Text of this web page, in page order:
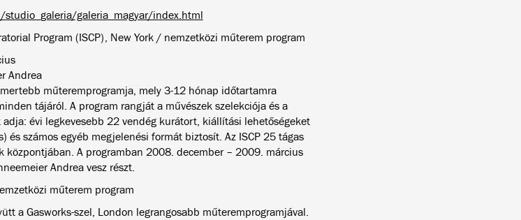
galeria_magyar/index.html
Program (ISCP), New York / nemzetközi műterem program
Andrea
műteremprogramja, mely 3-12 hónap időtartamra
tájáról. A program rangját a művészek szelekciója és a
évi legkevesebb 22 vendég kurátort, kiállítási lehetőségeket
és számos egyéb megjelenési formát biztosít. Az ISCP 25 tágas
központjában. A programban 2008. december – 2009. március
Andrea vesz részt.
műterem program
a Gasworks-szel, London legrangosabb műteremprogramjával.